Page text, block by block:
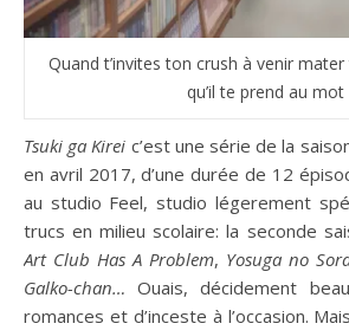
Quand t’invites ton crush à venir
qu’il te prend au mot
Tsuki ga Kirei c’est une série de la
en avril 2017, d’une durée de 12
au studio Feel, studio légerement
trucs en milieu scolaire: la seconde
Art Club Has A Problem, Yosuga no
Galko-chan…Ouais, décidement
romances et d’inceste à l’occasion.